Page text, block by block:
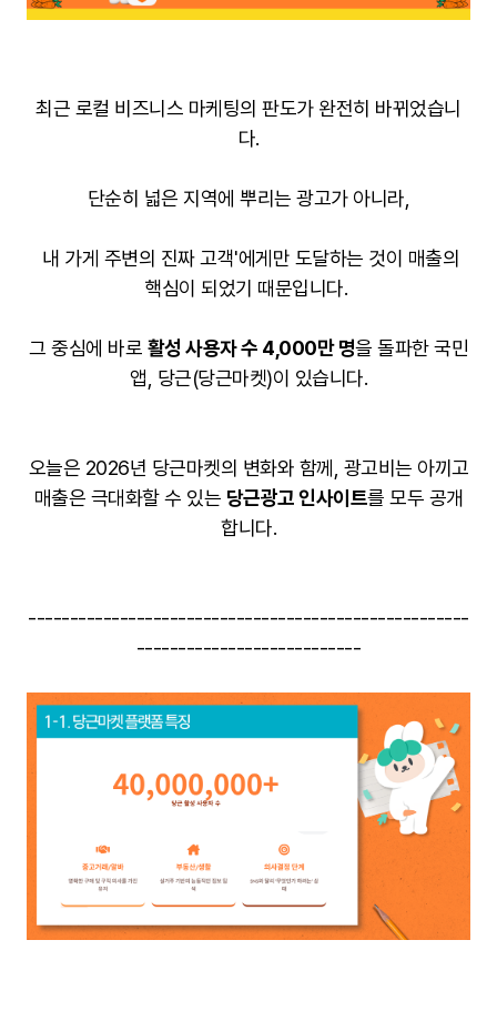
최근 로컬 비즈니스 마케팅의 판도가 완전히 바뀌었습니
다.
단순히 넓은 지역에 뿌리는 광고가 아니라,
내 가게 주변의 진짜 고객'에게만 도달하는 것이 매출의
핵심이 되었기 때문입니다.
그 중심에 바로 활성 사용자 수 4,000만 명을 돌파한 국민
앱, 당근(당근마켓)이 있습니다.
오늘은 2026년 당근마켓의 변화와 함께, 광고비는 아끼고
매출은 극대화할 수 있는 당근광고 인사이트를 모두 공개
합니다.
-----------------------------------------------------
---------------------------